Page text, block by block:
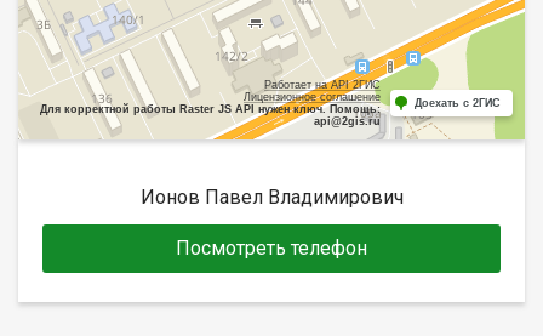
Работает на API 2ГИС
Лицензионное соглашение
Для корректной работы Raster JS API нужен ключ. Помощь:
api@2gis.ru
Доехать с 2ГИС
Ионов Павел Владимирович
Посмотреть телефон